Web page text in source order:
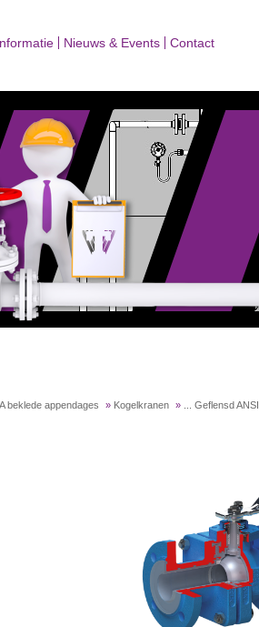
Nieuws & Events Contact
beklede appendages » Kogelkranen » ... Geflensd ANSI